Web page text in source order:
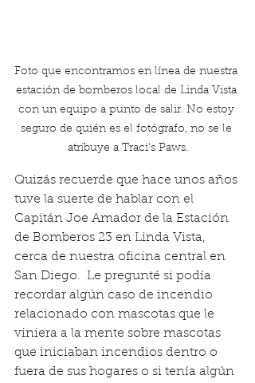
Foto que encontramos en línea de nuestra
estación de bomberos local de Linda Vista
con un equipo a punto de salir. No estoy
seguro de quién es el fotógrafo, no se le
atribuye a Traci's Paws.
Quizás recuerde que hace unos años
tuve la suerte de hablar con el
Capitán Joe Amador de la Estación
de Bomberos 23 en Linda Vista,
cerca de nuestra oficina central en
San Diego.  Le pregunté si podía
recordar algún caso de incendio
relacionado con mascotas que le
viniera a la mente sobre mascotas
que iniciaban incendios dentro o
fuera de sus hogares o si tenía algún